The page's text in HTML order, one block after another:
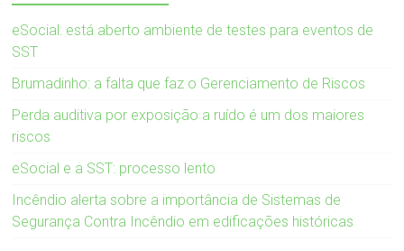
eSocial: está aberto ambiente de testes para eventos de
SST
Brumadinho: a falta que faz o Gerenciamento de Riscos
Perda auditiva por exposição a ruído é um dos maiores
riscos
eSocial e a SST: processo lento
Incêndio alerta sobre a importância de Sistemas de
Segurança Contra Incêndio em edificações históricas